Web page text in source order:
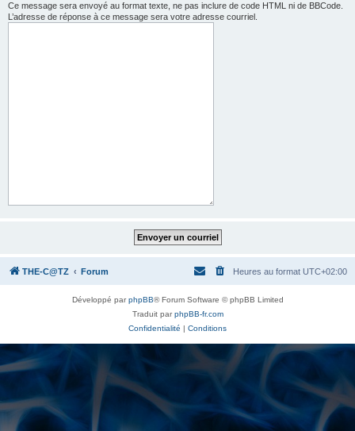
Ce message sera envoyé au format texte, ne pas inclure de code HTML ni de BBCode.
L’adresse de réponse à ce message sera votre adresse courriel.
THE-C@TZ Forum Heures au format UTC+02:00
Développé parphpBB® Forum Software © phpBB Limited
Traduit parphpBB-fr.com
Confidentialité | Conditions